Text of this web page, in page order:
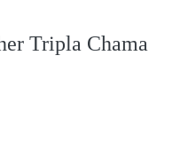
Tripla Chama